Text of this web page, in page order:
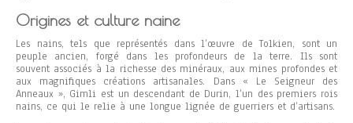
Origines et culture naine
Les nains, tels que représentés dans l’œuvre de Tolkien, sont un
peuple ancien, forgé dans les profondeurs de la terre. Ils sont
souvent associés à la richesse des minéraux, aux mines profondes et
aux magnifiques créations artisanales. Dans « Le Seigneur des
Anneaux », Gimli est un descendant de Durin, l’un des premiers rois
nains, ce qui le relie à une longue lignée de guerriers et d’artisans.